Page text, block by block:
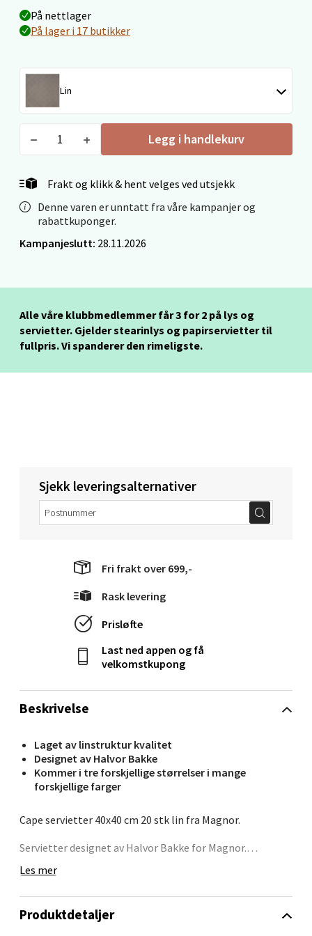
På nettlager
På lager i 17 butikker
Lin
Legg i handlekurv
Frakt og klikk & hent velges ved utsjekk
Denne varen er unntatt fra våre kampanjer og
rabattkuponger.
Kampanjeslutt: 28.11.2026
Alle våre klubbmedlemmer får 3 for 2 på lys og
servietter. Gjelder stearinlys og papirservietter til
fullpris. Vi spanderer den rimeligste.
Beskrivelse
Laget av linstruktur kvalitet
Designet av Halvor Bakke
Kommer i tre forskjellige størrelser i mange
forskjellige farger
Cape servietter 40x40 cm 20 stk lin fra Magnor.
Servietter designet av Halvor Bakke for Magnor.
ekstra tykk papir kvalitet som føles som en tøyserviett.
Les mer
Sjekk leveringsalternativer
Fri frakt over 699,-
Rask levering
Prisløfte
Last ned appen og få
velkomstkupong
Produktdetaljer
Ålesund - Thon Senter Moa
Åpent i dag 10-20
8 i butikk
Molde - Moldetorget
Torget 1, 6413 Molde
Åpent i dag 10-20
Velg
Bergen - Oasen Senter
Folke Bernadottes vei 52, 5147 Fyllingsdalen
0 i butikk
Oppdal - Aunasenteret
Aunasenteret, Sunndalsvegen 3, 7340 Oppdal
Åpent i dag 10-19
Velg
Orkanger - Thon Senter Orkanger